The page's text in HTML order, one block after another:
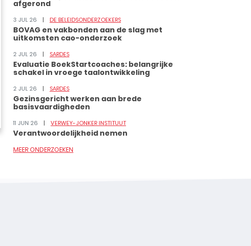
afgerond
3 JUL 26 DE BELEIDSONDERZOEKERS
BOVAG en vakbonden aan de slag met
uitkomsten cao-onderzoek
2 JUL 26 SARDES
Evaluatie BoekStartcoaches: belangrijke
schakel in vroege taalontwikkeling
2 JUL 26 SARDES
Gezinsgericht werken aan brede
basisvaardigheden
11 JUN 26 VERWEY-JONKER INSTITUUT
Verantwoordelijkheid nemen
MEER ONDERZOEKEN